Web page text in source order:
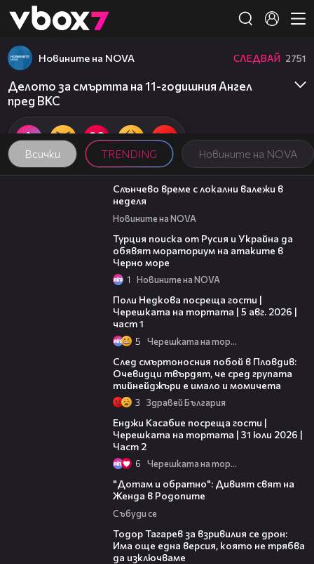
👾
Всички TRENDING Новините на NOVA
Новините на NOVA СЛЕДВАЙ 2751
Делото за смъртта на 11-годишния Ангел
пред ВКС
00:56
Слънчево време с локални валежи в
неделя
Новините на NOVA
Турция поиска от Русия и Украйна да
обявят мораториум на атаките в
Черно море
1 Новините на NOVA
Поли Недкова посреща гости |
Черешката на тортата | 5 авг. 2026 |
част 1
5 Черешката на тортата
След смъртоносния побой в Пловдив:
Очевидци твърдят, че сред групата
тийнейджъри е имало и момичета
3 Здравей България
Енджи Касабие посреща гости |
Черешката на тортата | 31 юли 2026 |
Част 2
6 Черешката на тортата
"Дотам и обратно": Дивият свят на
Женда в Родопите
Събуди се
Тодор Тагарев за взривилия се дрон:
Има още една версия, която не трябва
да изключваме